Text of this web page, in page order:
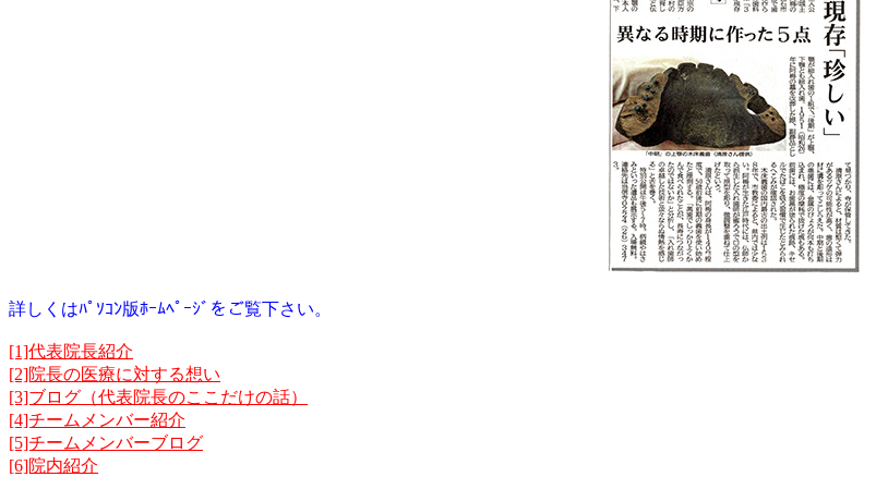
詳しくはﾊﾟｿｺﾝ版ﾎｰﾑﾍﾟｰｼﾞをご覧下さい。
[1]代表院長紹介
[2]院長の医療に対する想い
[3]ブログ（代表院長のここだけの話）
[4]チームメンバー紹介
[5]チームメンバーブログ
[6]院内紹介